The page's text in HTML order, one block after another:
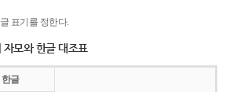
표기를 정한다.
모와 한글 대조표
한글